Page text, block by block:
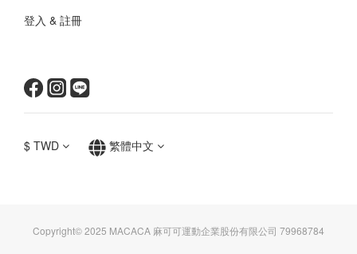
登入 & 註冊
$ TWD 繁體中文
Copyright© 2025 MACACA 麻可可運動企業股份有限公司 79968784